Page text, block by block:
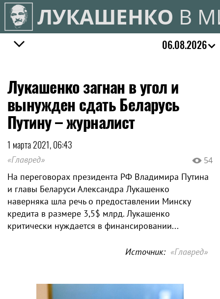
ЛУКАШЕНКО В
06.08.2026
Лукашенко загнан в угол и
вынужден сдать Беларусь
Путину – журналист
1 марта 2021, 06:43
«Главред» 54
На переговорах президента РФ Владимира Путина
и главы Беларуси Александра Лукашенко
наверняка шла речь о предоставлении Минску
кредита в размере 3,5$ млрд. Лукашенко
критически нуждается в финансировании...
Источник: «Главред»